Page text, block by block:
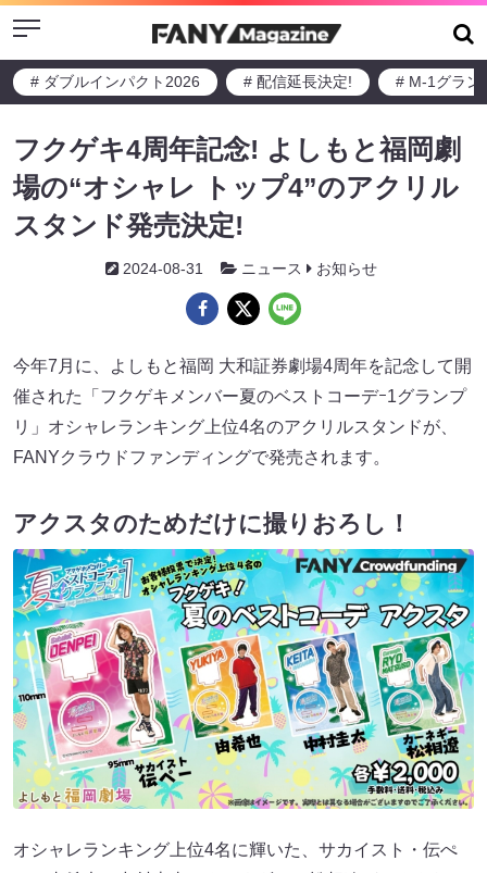
Menu
# ダブルインパクト2026 # 配信延長決定! # M-1グラン
フクゲキ4周年記念! よしもと福岡劇
場の“オシャレ トップ4”のアクリル
スタンド発売決定!
2024-08-31 ニュース お知らせ
今年7月に、よしもと福岡 大和証券劇場4周年を記念して開
催された「フクゲキメンバー夏のベストコーデｰ1グランプ
リ」オシャレランキング上位4名のアクリルスタンドが、
FANYクラウドファンディングで発売されます。
アクスタのためだけに撮りおろし！
オシャレランキング上位4名に輝いた、サカイスト・伝ぺ